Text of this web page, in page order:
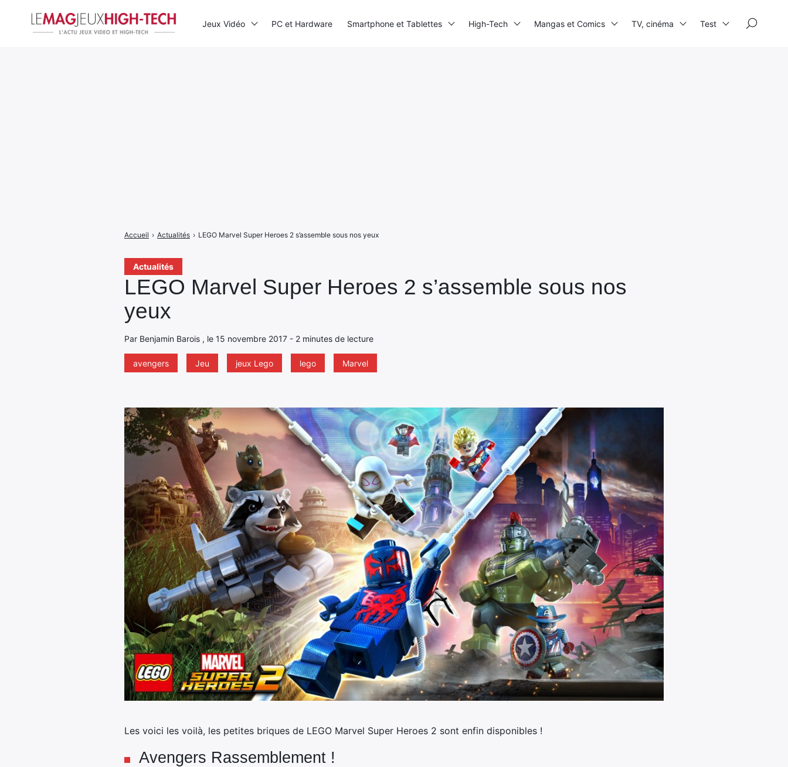
Actualités
LEGO Marvel Super Heroes 2 s’assemble sous nos
yeux
Par Benjamin Barois , le 15 novembre 2017 - 2 minutes de lecture
avengers Jeu jeux Lego lego Marvel
Accueil › Actualités › LEGO Marvel Super Heroes 2 s’assemble sous nos yeux
Les voici les voilà, les petites briques de LEGO Marvel Super Heroes 2 sont enfin disponibles !
Avengers Rassemblement !
Jeux Vidéo PC et Hardware Smartphone et Tablettes High-Tech Mangas et Comics TV, cinéma Test